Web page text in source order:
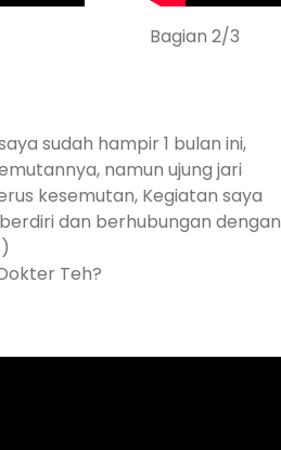
Bagian 2/3
sudah hampir 1 bulan ini,
namun ujung jari
kesemutan, Kegiatan saya
dan berhubungan dengan
Teh?